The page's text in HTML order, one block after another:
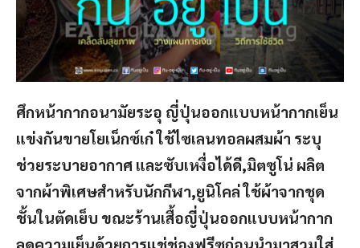
ศึกหน้ากากอนามัยระอุ ญี่ปุ่นออกแบบหน้ากากเย็น
แข่งกันขายโยเน็กซ์เก๋ ใช้ไซเลนทอลผสมผ้า ระบุ
ช่วยระบายอากาศ และซับเหงื่อได้ดี,มิตซูโน่ ผลิต
จากผ้าพิเศษสำหรับนักกีฬา,ยูนิโคล่ ใช้ผ้าจากชุด
ชั้นในตัดเย็บ ขณะร้านเสื้อญี่ปุ่นออกแบบหน้ากาก
ลดความเย็นด้วยการแช่ช่องฟรีซก่อนนำมาสวมใส่